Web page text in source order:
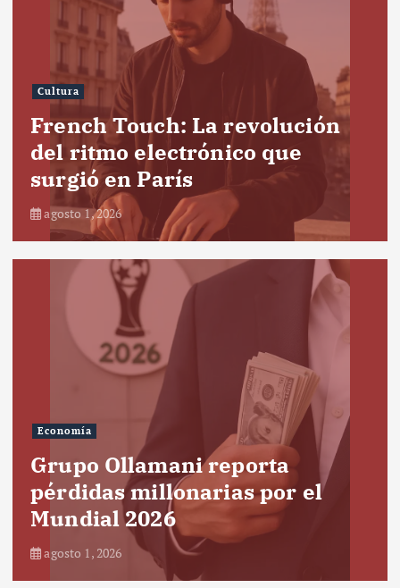
Cultura
French Touch: La revolución
del ritmo electrónico que
surgió en París
agosto 1, 2026
Economía
Grupo Ollamani reporta
pérdidas millonarias por el
Mundial 2026
agosto 1, 2026